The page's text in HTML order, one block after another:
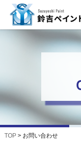
TOP> お問い合わせ